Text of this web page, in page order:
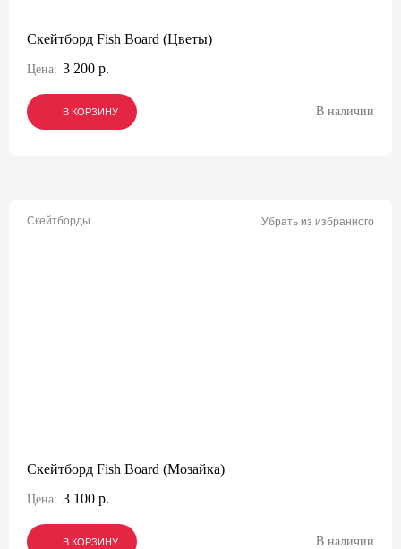
Скейтборд Fish Board (Цветы)
Цена: 3 200 р.
В КОРЗИНУ
В КОРЗИНУ
В КОРЗИНУ В наличии
Скейтборды Убрать из избранного
Скейтборд Fish Board (Мозайка)
Цена: 3 100 р.
В КОРЗИНУ
В КОРЗИНУ
В КОРЗИНУ В наличии